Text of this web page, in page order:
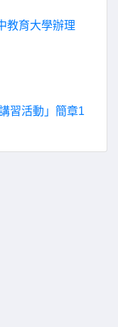
教育大學辦理
習活動」簡章1